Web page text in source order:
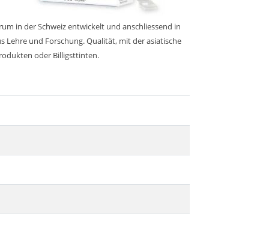
in der Schweiz entwickelt und anschliessend in
und Forschung. Qualität, mit der asiatische
oder Billigsttinten.